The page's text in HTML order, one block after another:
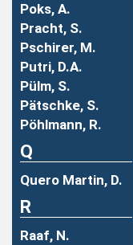
Poks, A.
Pracht, S.
Pschirer, M.
Putri, D.A.
Pülm, S.
Pätschke, S.
Pöhlmann, R.
Q
Quero Martin, D.
R
Raaf, N.